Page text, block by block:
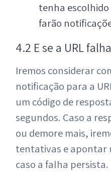
tenha
farão
4.2 E se a URL
Iremos considerar
notificação para a
um código de
segundos. Caso a
ou demore mais,
tentativas e apontar
caso a falha